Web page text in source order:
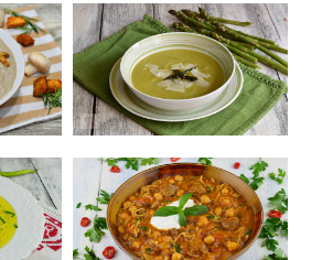
Supa crema de sparanghel